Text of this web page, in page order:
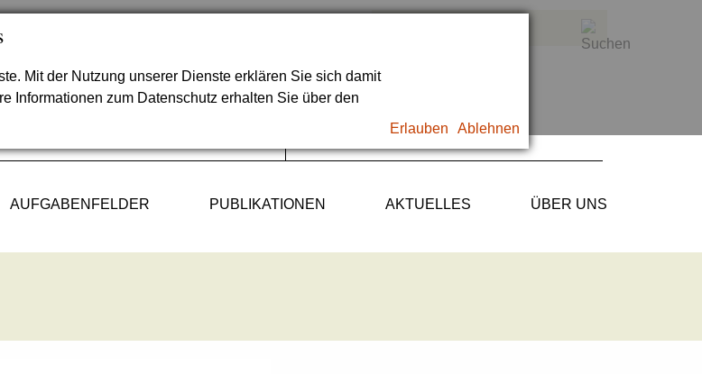
Mit der Nutzung unserer Dienste erklären Sie sich damit
Informationen zum Datenschutz erhalten Sie über den
Erlauben Ablehnen
AUFGABENFELDER PUBLIKATIONEN AKTUELLES ÜBER UNS